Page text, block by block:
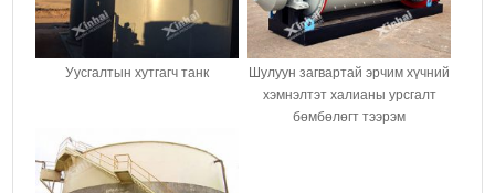
Уусгалтын хутгагч танк
Шулуун загвартай эрчим хүчний
хэмнэлтэт халианы урсгалт
бөмбөлөгт тээрэм